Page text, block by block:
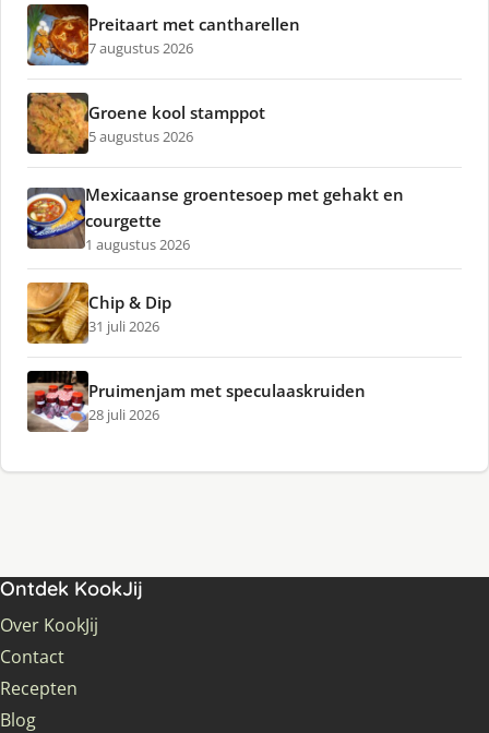
Preitaart met cantharellen
7 augustus 2026
Groene kool stamppot
5 augustus 2026
Mexicaanse groentesoep met gehakt en
courgette
1 augustus 2026
Chip & Dip
31 juli 2026
Pruimenjam met speculaaskruiden
28 juli 2026
Ontdek KookJij
Over KookJij
Contact
Recepten
Blog